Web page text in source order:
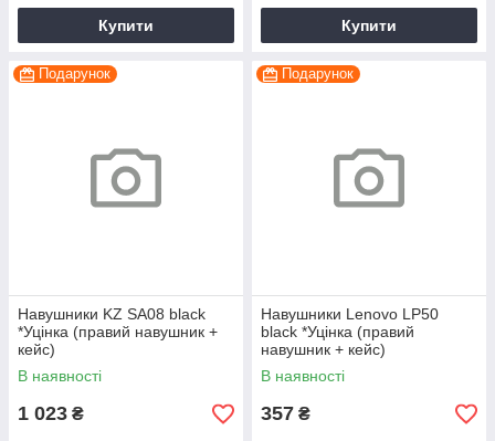
Купити Купити
Подарунок
Навушники KZ SA08 black
*Уцінка (правий навушник +
кейс)
В наявності
1 023 ₴
Подарунок
Навушники Lenovo LP50
black *Уцінка (правий
навушник + кейс)
В наявності
357 ₴